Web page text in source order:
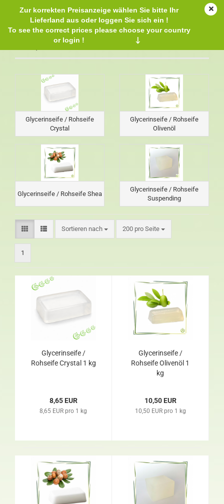
Zur korrekten Preisanzeige wählen Sie bitte Ihr
Lieferland aus oder loggen Sie sich ein !
To see the correct prices please choose your country
or login !
↓
Gieß-, Rohseife
Glycerinseife / Rohseife
Crystal
Glycerinseife / Rohseife
Olivenöl
Glycerinseife / Rohseife Shea
Glycerinseife / Rohseife
Suspending
Sortieren nach 200 pro Seite
1
Glycerinseife /
Rohseife Crystal 1 kg
8,65 EUR
8,65 EUR pro 1 kg
Glycerinseife /
Rohseife Olivenöl 1
kg
10,50 EUR
10,50 EUR pro 1 kg